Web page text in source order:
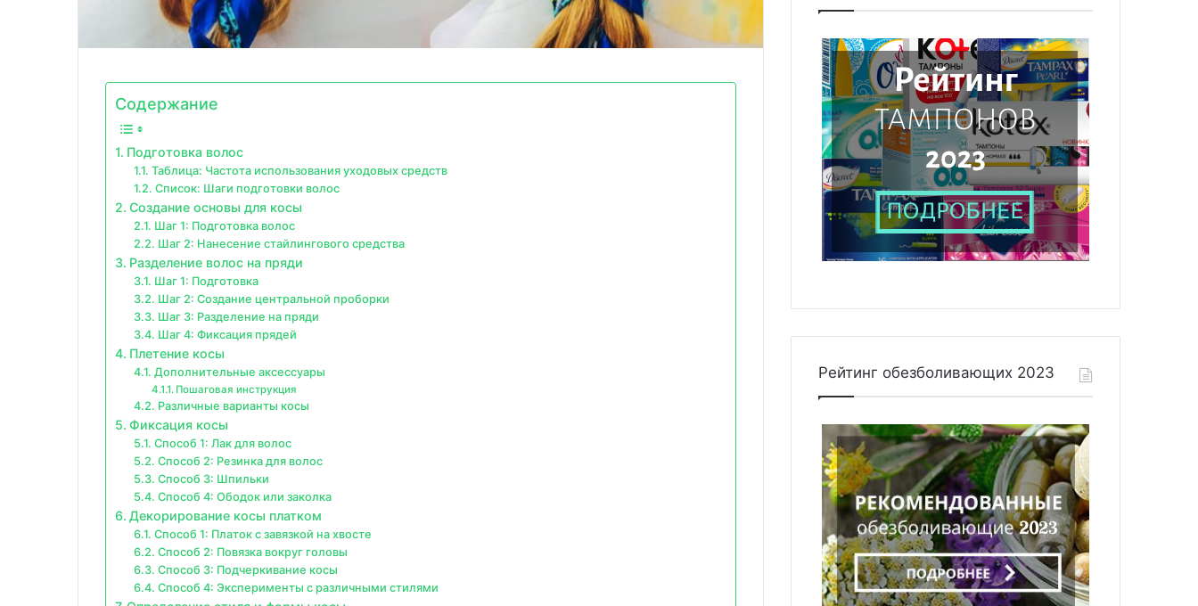
Содержание
Подготовка волос
Таблица: Частота использования уходовых средств
Список: Шаги подготовки волос
Создание основы для косы
Шаг 1: Подготовка волос
Шаг 2: Нанесение стайлингового средства
Разделение волос на пряди
Шаг 1: Подготовка
Шаг 2: Создание центральной проборки
Шаг 3: Разделение на пряди
Шаг 4: Фиксация прядей
Плетение косы
Дополнительные аксессуары
Пошаговая инструкция
Различные варианты косы
Фиксация косы
Способ 1: Лак для волос
Способ 2: Резинка для волос
Способ 3: Шпильки
Способ 4: Ободок или заколка
Декорирование косы платком
Способ 1: Платок с завязкой на хвосте
Способ 2: Повязка вокруг головы
Способ 3: Подчеркивание косы
Способ 4: Эксперименты с различными стилями
Рейтинг обезболивающих 2023